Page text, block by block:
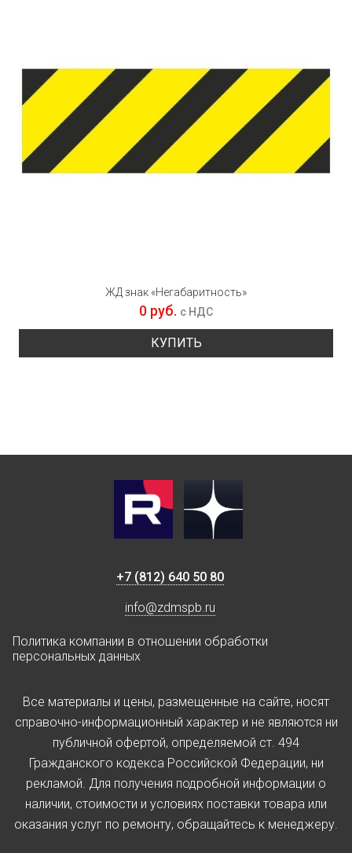
ЖД знак «Негабаритность»
0 руб. с НДС
КУПИТЬ
+7 (812) 640 50 80
info@zdmspb.ru
Политика компании в отношении обработки
персональных данных
Все материалы и цены, размещенные на сайте, носят
справочно-информационный характер и не являются ни
публичной офертой, определяемой ст. 494
Гражданского кодекса Российской Федерации, ни
рекламой. Для получения подробной информации о
наличии, стоимости и условиях поставки товара или
оказания услуг по ремонту, обращайтесь к менеджеру.